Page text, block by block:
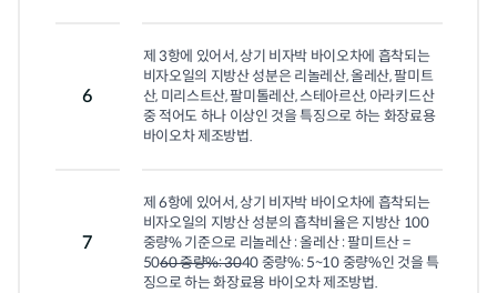
6
제 3항에 있어서, 상기 비자박 바이오차에 흡착되는
비자오일의 지방산 성분은 리놀레산, 올레산, 팔미트
산, 미리스트산, 팔미톨레산, 스테아르산, 아라키드산
중 적어도 하나 이상인 것을 특징으로 하는 화장료용
바이오차 제조방법.
7
제 6항에 있어서, 상기 비자박 바이오차에 흡착되는
비자오일의 지방산 성분의 흡착비율은 지방산 100
중량% 기준으로 리놀레산 : 올레산 : 팔미트산 =
5060 중량%: 3040 중량%: 5~10 중량%인 것을 특
징으로 하는 화장료용 바이오차 제조방법.